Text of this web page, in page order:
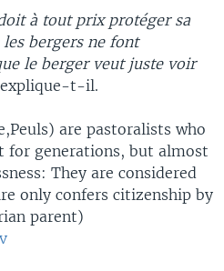
à tout prix protéger sa
les bergers ne font
le berger veut juste voir
explique-t-il.
are pastoralists who
for generations, but almost
They are considered
only confers citizenship by
parent)